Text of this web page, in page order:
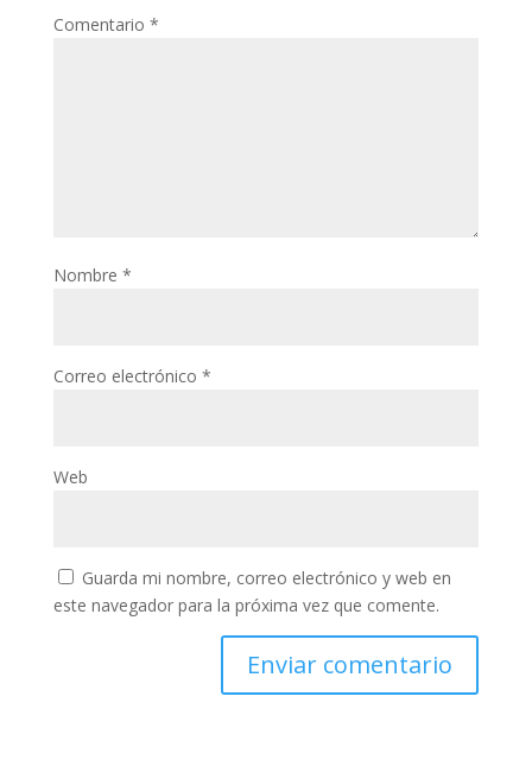
Comentario *
Nombre *
Correo electrónico *
Web
Guarda mi nombre, correo electrónico y web en
este navegador para la próxima vez que comente.